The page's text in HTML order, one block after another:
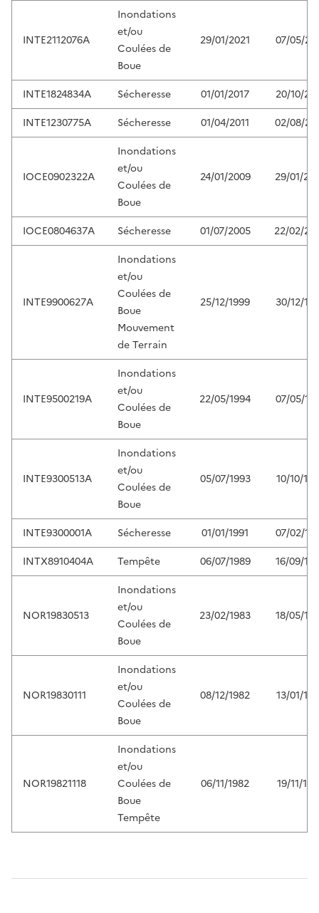
INTE2112076A
Inondations
et/ou
Coulées de
Boue
29/01/2021 07/05/
INTE1824834A Sécheresse 01/01/2017
20/10/
INTE1230775A
Sécheresse 01/04/2011 02/08/
IOCE0902322A
Inondations
et/ou
Coulées de
Boue
24/01/2009 29/01/
IOCE0804637A Sécheresse 01/07/2005 22/02/
INTE9900627A
Inondations
et/ou
Coulées de
Boue
Mouvement
de Terrain
25/12/1999 30/12/
INTE9500219A
Inondations
et/ou
Coulées de
Boue
22/05/1994 07/05/
INTE9300513A
Inondations
et/ou
Coulées de
Boue
05/07/1993 10/10/
INTE9300001A Sécheresse 01/01/1991
07/02/
INTX8910404A
Tempête 06/07/1989 16/09/
NOR19830513
Inondations
et/ou
Coulées de
Boue
23/02/1983 18/05/
NOR19830111
Inondations
et/ou
Coulées de
Boue
08/12/1982 13/01/
NOR19821118
Inondations
et/ou
Coulées de
Boue
Tempête
06/11/1982 19/11/